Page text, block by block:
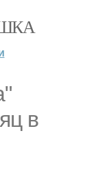
в